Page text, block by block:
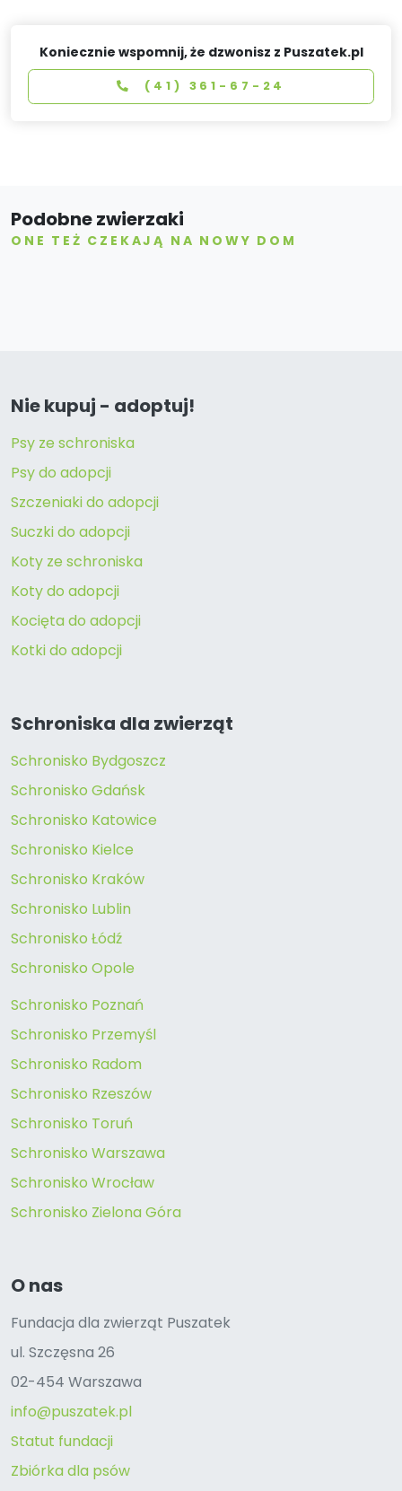
Koniecznie wspomnij, że dzwonisz z Puszatek.pl
(41) 361-67-24
Podobne zwierzaki
ONE TEŻ CZEKAJĄ NA NOWY DOM
Nie kupuj - adoptuj!
Psy ze schroniska
Psy do adopcji
Szczeniaki do adopcji
Suczki do adopcji
Koty ze schroniska
Koty do adopcji
Kocięta do adopcji
Kotki do adopcji
Schroniska dla zwierząt
Schronisko Bydgoszcz
Schronisko Gdańsk
Schronisko Katowice
Schronisko Kielce
Schronisko Kraków
Schronisko Lublin
Schronisko Łódź
Schronisko Opole
Schronisko Poznań
Schronisko Przemyśl
Schronisko Radom
Schronisko Rzeszów
Schronisko Toruń
Schronisko Warszawa
Schronisko Wrocław
Schronisko Zielona Góra
O nas
Fundacja dla zwierząt Puszatek
ul. Szczęsna 26
02-454 Warszawa
info@puszatek.pl
Statut fundacji
Zbiórka dla psów